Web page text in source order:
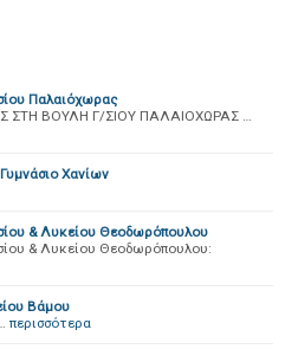
Παλαιόχωρας
ΣΤΗ ΒΟΥΛΗ Γ/ΣΙΟΥ ΠΑΛΑΙΟΧΩΡΑΣ …
Χανίων
& Λυκείου Θεοδωρόπουλου
& Λυκείου Θεοδωρόπουλου:
Βάμου
περισσότερα